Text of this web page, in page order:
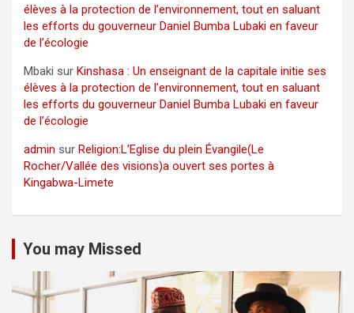
élèves à la protection de l’environnement, tout en saluant
les efforts du gouverneur Daniel Bumba Lubaki en faveur
de l’écologie
Mbaki sur Kinshasa : Un enseignant de la capitale initie ses
élèves à la protection de l’environnement, tout en saluant
les efforts du gouverneur Daniel Bumba Lubaki en faveur
de l’écologie
admin sur Religion:L’Eglise du plein Évangile(Le
Rocher/Vallée des visions)a ouvert ses portes à
Kingabwa-Limete
You may Missed